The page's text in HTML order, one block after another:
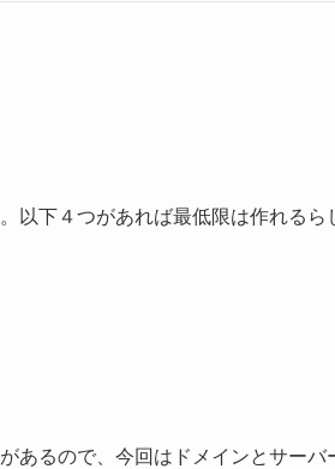
以下４つがあれば最低限は作れるら
あるので、今回はドメインとサーバ